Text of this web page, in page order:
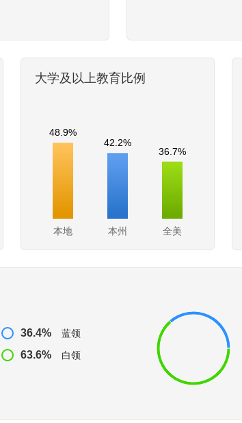
大学及以上教育比例
本地 本州 全美
48.9%
42.2%
36.7%
36.4% 蓝领
63.6% 白领